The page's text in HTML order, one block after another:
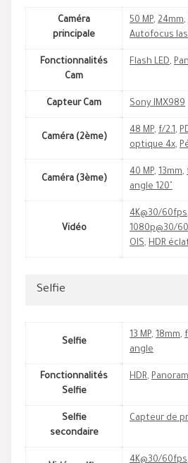
Caméra
principale
50 MP, 24mm,
Autofocus
Fonctionnalités
Cam
Flash LED,
Capteur Cam Sony IMX989
Caméra (2ème)
48 MP, f/2.1,
optique 4x,
Caméra (3ème)
40 MP, 13mm,
angle 120˚
Vidéo
4K@30/60fps,
1080p@30/
OIS, HDR
Selfie
Selfie
13 MP, 18mm,
angle
Fonctionnalités
Selfie
HDR,
Selfie
secondaire
Capteur de
4K@30/60fps,